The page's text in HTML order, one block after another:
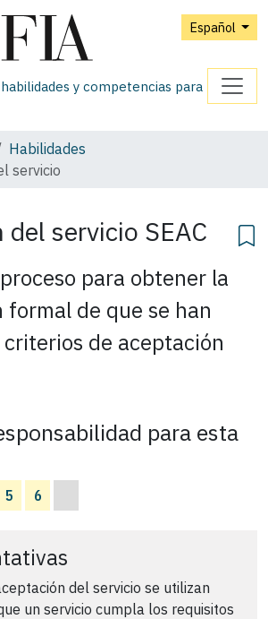
Español
y competencias para
Habilidades
servicio
del servicio SEAC
para obtener la
de que se han
de aceptación
para esta
5 6
del servicio se utilizan
un servicio cumpla los requisitos